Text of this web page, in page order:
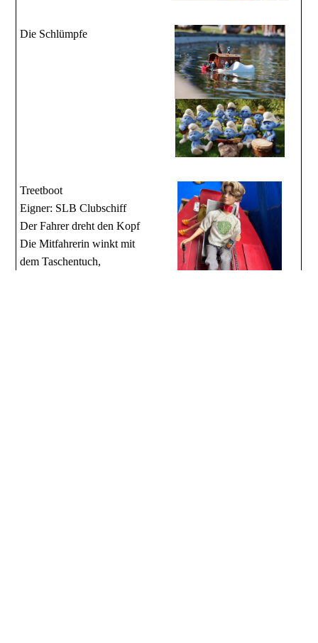
Die Schlümpfe
Treetboot
Eigner: SLB Clubschiff
Der Fahrer dreht den Kopf
Die Mitfahrerin winkt mit
dem Taschentuch,